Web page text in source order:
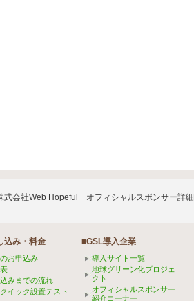
式会社Web Hopeful オフィシャルスポンサー詳細
込み・料金
お申込み
みまでの流れ
イック設置テスト
■GSL導入企業
導入サイト一覧
地球グリーン化プロジェ
クト
オフィシャルスポンサー
紹介コーナー